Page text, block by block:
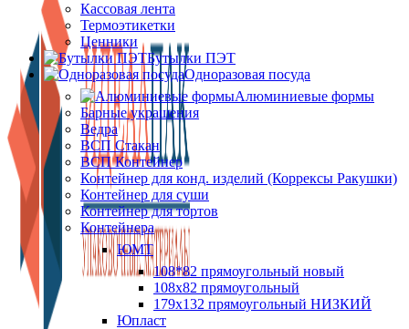
Кассовая лента
Термоэтикетки
Ценники
Бутылки ПЭТ
Одноразовая посуда
Алюминиевые формы
Барные украшения
Ведра
ВСП Стакан
ВСП Контейнер
Контейнер для конд. изделий (Коррексы Ракушки)
Контейнер для суши
Контейнер для тортов
Контейнера
ЮМТ
108*82 прямоугольный новый
108х82 прямоугольный
179х132 прямоугольный НИЗКИЙ
Юпласт